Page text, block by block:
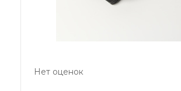
Нет оценок